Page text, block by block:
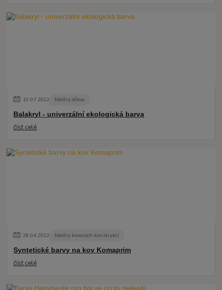
19.07.2022 Nátěry dřeva
Balakryl - univerzální ekologická barva
číst celé
28.04.2022 Nátěry kovových konstrukcí
Syntetické barvy na kov Komaprim
číst celé